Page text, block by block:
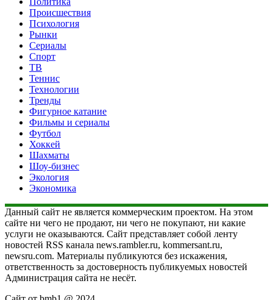
Происшествия
Психология
Рынки
Сериалы
Спорт
ТВ
Теннис
Технологии
Тренды
Фигурное катание
Фильмы и сериалы
Футбол
Хоккей
Шахматы
Шоу-бизнес
Экология
Экономика
Данный сайт не является коммерческим проектом. На этом
сайте ни чего не продают, ни чего не покупают, ни какие
услуги не оказываются. Сайт представляет собой ленту
новостей RSS канала news.rambler.ru, kommersant.ru,
newsru.com. Материалы публикуются без искажения,
ответственность за достоверность публикуемых новостей
Администрация сайта не несёт.